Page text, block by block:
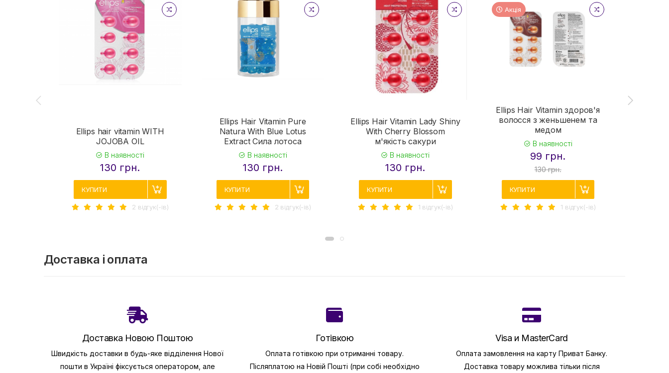
Ellips hair vitamin WITH
JOJOBA OIL
В наявності
130 грн.
КУПИТИ
2 вiдгук(-iв)
Ellips Hair Vitamin Pure
Natura With Blue Lotus
Extract Сила лотоса
В наявності
130 грн.
КУПИТИ
2 вiдгук(-iв)
Ellips Hair Vitamin Lady Shiny
With Cherry Blossom
м'якість сакури
В наявності
130 грн.
КУПИТИ
1 вiдгук(-iв)
Акція
Ellips Hair Vitamin здоров'я
волосся з женьшенем та
медом
В наявності
99 грн.
130 грн.
КУПИТИ
1 вiдгук(-iв)
Доставка і оплата
Доставка Новою Поштою
Швидкість доставки в будь-яке відділення Нової
пошти в Україні фіксується оператором, але
Готівкою
Оплата готівкою при отриманні товару.
Післяплатою на Новій Пошті (при собі необхідно
Visa и MasterCard
Оплата замовлення на карту Приват Банку.
Доставка товару можлива тільки після